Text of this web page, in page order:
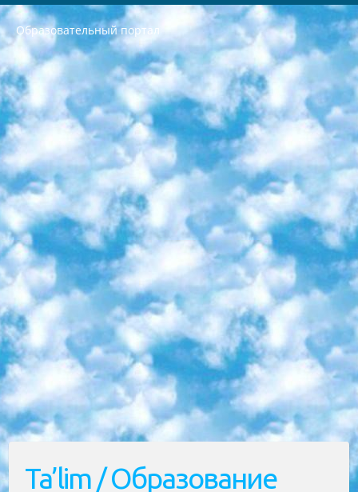
Образовательный портал
РЕСПУБЛИКА УЗБЕКИСТАН МИНИСТРЕРСТВО ДОШКОЛЬНОГО И ШКОЛЬНОГО ОБРАЗОВАНИЯ КОМАНДА в общеобразовательных учреждениях в 2023-2024 учебном году организация и проведение итоговой государственной аттестации обучающихся о Министра дошкольного и школьного образования Республики Узбекистан от 4 марта 2008 года (постановлением Минюста от 20 марта 2008 года № 1778 государственной регистрации) «Итоговое состояние учащихся общего среднего образования на основании положения об утверждении положения об аттестации общего среднего образования выпускной экзамен студентов в образовательных учреждениях в 2023-2024 учебном году В целях организации и прохождения аттестации приказываю: 1. Следующее: перечень предметов, по которым будет проводиться итоговая государственная аттестация и экзамен формы перевода согласно приложению 1; сертификаты международного образца, оценивающие уровень владения иностранными языками перечень согласно приложению 2; 2. Педагогический при специализированных образовательных учреждениях. научно-практический центр квалификации и международной оценки (Д.Давидова) 2024 г. До 25 марта: задания по предметам, по которым будет проводиться итоговая аттестация разработка и утверждение технических условий; итоговая аттестация на основании разработанного предметного задания разработка вопросов по предметам (устно и письменно), экзамен передача; общеобразовательные средние школы и специальные учебные заведения учащиеся выпускных классов школ и интернатов в агентской системе подготовка базы данных экзаменационных материалов и критериев оценки; перевод базы экзаменационных материалов на все языки обучения подать в Республиканский образовательный центр для изготовления; варианты экзаменов на основе разработанных контрольных материалов пусть будут поставлены задачи формирования. 3. Республиканский образовательный центр (Ш.Худайкулов) до 5 апреля 2024 года. до: база данных предоставленных экзаменационных материалов на все языки обучения перевод и экспертиза; для слепых, слабовидящих, глухих, слабослышащих и умственно отсталых детей учащиеся выпускных классов специализированных школ и школ-интернатов база данных экзаменационных материалов на всех преподаваемых языках подготовка критериев оценки; специализированные школы для умственно отсталых детей и технологии для учащихся выпускных классов школ-интернатов разработка соответствующих рекомендаций и критериев проведения ЕГЭ по естествознанию давать задания. 4. Педагогический при специализированных образовательных учреждениях. Научно-практический центр навыков и международной оценки (Д.Давидова), Республика образовательный центр (Худайкулов Ш.) итоговый государственный аттестационный экзамен ориентирован на творческое и логическое мышление при подготовке базы материалов учитывать введение заданий. 5. Следует отметить, что: сертификат государственного образца о знании общеобразовательного предмета и как минимум национальный уровень B1 по предметам на иностранных языках, указанным в Приложении 2. или международно признанный сертификат эквивалентного уровня студенты, изучающие определенный предмет, освобождаются от экзамена; по соответствующим предметам запланирована итоговая государственная аттестация за день до дня, путем жеребьевки Рабочей группой (в письменной форме по предметам, проводимым в форме) из числа сформированных вариантов выбрано 2 варианта; 2 выбранных варианта экзамена анонсированы на официальном сайте министерства и все выпускники по всей стране на основе этих вариантов проводит итоговую государственную аттестацию. 6. Государственное образование учащихся средних общеобразовательных учреждений. знания в соответствии с квалификационными требованиями, которые необходимо приобрести на основании стандартов итоговый (выпускной) контроль для 9 и 11 классов в целях тестирования Экзамены (далее – экзамены) состоят из предметов, перечисленных в приложении 1. будет сделано. 7. Экзамены пройдут с 26 мая по 15 июня 2024 г. (кроме науки физического воспитания). 8. Физическая для учащихся 9 классов общесредних образовательных учреждений. Экзамены по предмету «Образование, квалификация медицина» 1-6 мая 2024 года. сотрудники перевести под присмотр (с отклонениями в физическом или умственном развитии) специализированная школа для детей, школы-интернаты и со сколиозом школы-интернаты санаторного типа для больных детей исключены). 9. Он был слепым, слабовидящим и имел нарушения опорно-двигательного аппарата. экзамены в специализированных школах и интернатах для детей должны проводиться исходя из требований, предъявляемых к общеобразовательным учреждениям (физкультура кроме науки). 10. Специализированная школа для глухих и слабослышащих детей. и экзамены в интернатах и быть реализован в виде письменного теста по математике. 11. Специальность для умственно отсталых детей. Для 9 класса Родной язык и литературное письмо Государственный язык (язык обучения – узбекский). для неклассов) написано Математическое письмо Письменная/устная история Узбекистана Физическое воспитание практично Итоговый контроль Для 11 класса Написание родного языка и литературы (эссе) Математическое письмо Узбекский язык (обучение на узбекском языке) не посещающее общее среднее образование для учреждений)/Образовательное учреждение выбор письменный и устный Иностранный язык письменный/устный Письменная/устная история Узбекистана *По выбору студента:  Химия  Физика  Основы государственного права  География 10 бесплатных образовательных ресурсов - Мы составили подборку онлайн-проектов с интерактивными упражнениями, видеолекциями и статьями. Они помогут вам обрести новые и освежить старые знания бесплатно. 1. «ИНТУИТ» Старейшая образовательная площадка Рунета. Здесь вы найдёте сотни текстовых и видеокурсов на десятки различных тем — от программирования до психологии. Многие курсы подготовлены российскими университетами и крупными международными компаниями вроде Intel и Microsoft. Самостоятельное обучение бесплатное, но желающие могут оплатить услуги персональных наставников. 2. «Смартия» знакомит с актуальными профессиями и подсказывает, как им обучаться. Выбрав заинтересовавшую вас специальность — SMM-специалист, фотограф, веб-дизайнер или другую, — увидите список необходимых для неё умений. Чтобы вы могли освоить их самостоятельно, для каждого умения площадка отображает подборку ссылок на учебные материалы. Хотя «Смартия» ориентируется на русскоязычную аудиторию, часть контента всё же доступна только на английском. 3. «Лекторий Физтеха» Проект Московского физико-технического института (Физтеха). С его помощью вы можете смотреть онлайн серии лекций, записанные на видео в этом вузе. В числе доступных предметов — физика, биология, химия, информационные технологии и другие. К некоторым лекциям администрация ресурса прилагает готовые конспекты, которые можно скачивать в PDF-формате. 4. ITMOcourses Онлайн-площадка Санкт-Петербургского национального исследовательского университета информационных технологий, механики и оптики (ИТМО). Ресурс предоставляет свободный доступ к курсам, разработанным в этом вузе. Каталог материалов разбит на четыре категории: «Оптические системы и технологии», «Приборостроение и робототехника», «Информационные технологии» и «Биотехнологии». Курсы состоят из видеолекций, интерактивных демонстраций и заданий. 5. «КиберЛенинка» Электронная научная библиотека открытого доступа. Каталог площадки регулярно обрастает текстами статей из различных научных изданий. Сгруппированные по журналам и рубрикам публикации можно читать онлайн или скачивать целиком в PDF-формате. Проект нацелен на популяризацию науки за счёт открытого доступа к качественной информации. 6. «ПостНаука» На этом ресурсе публикуют подборки видеолекций, составленные экспертами из разных отраслей и объединённые общими темами. Среди них, к примеру, есть серии «Биоинформатика и геномика», «Культура средневековой Скандинавии» и Cinema Studies о теории кино. Каждая подборка лекций — логически связанная история, рассказанная экспертом от первого лица. Кроме того, на сайте появляются научно-образовательные статьи и тесты на разные темы. 7. «Newочём» Команда проекта «Newочём» отбирает самые интересные тексты из англоязычных СМИ и переводит те из них, за которые голосуют участники сообщества «ВКонтакте». По большей части это научно-популярные статьи. Редакторы придумывают лишь заголовки, в остальном содержание переводов соответствует оригиналам. Полные тексты можно читать прямо в социальной сети. 8. InternetUrok Онлайн-база материалов по основным дисциплинам школьной программы. Информация на сайте структурирована по классам, предметам и темам (урокам). Каждый урок состоит из видеолекций и конспектов. Есть также интерактивные тренажёры и тесты для закрепления пройденного материала. Даже если вы давно окончили школу, возможность повторить программу старших классов всегда может пригодиться. 9. Edutainme Ещё один ресурс об образовании. В отличие от Newtonew, как мне кажется, Edutainme больше ориентируется на представителей индустрии: педагогов, предпринимателей, разработчиков образовательных проектов. Но и любой, кто просто стремится к саморазвитию, найдёт на сайте много полезного и интересного для себя. Например, информацию о новых курсах и образовательных сервисах. 10. Newtonew Онлайн-медиа об образовании и обучении в широком смысле. Авторы Newtonew пишут об инструментах, заведениях, тактиках и стратегиях, которые помогают учить других и получать новые знания самостоятельно. На этой площадке вы найдёте новости, обзоры, аналитические мат
Ta’lim / Образование